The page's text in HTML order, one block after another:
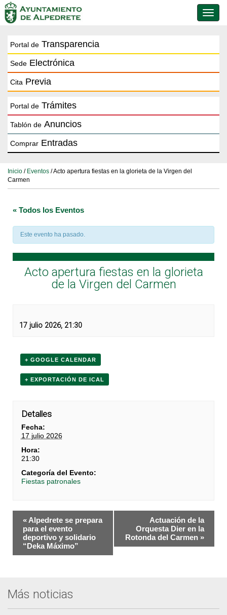
de
Portal de Transparencia
Sede Electrónica
Cita Previa
Portal de Trámites
Tablón de Anuncios
Comprar Entradas
Inicio / Eventos / Acto apertura fiestas en la glorieta de la Virgen del
Carmen
« Todos los Eventos
Este evento ha pasado.
Acto apertura fiestas en la glorieta
de la Virgen del Carmen
17 julio 2026, 21:30
+ GOOGLE CALENDAR
+ EXPORTACIÓN DE ICAL
Detalles
Fecha:
17 julio 2026
Hora:
21:30
Categoría del Evento:
Fiestas patronales
Navegación
del
Evento
« Alpedrete se prepara
para el evento
deportivo y solidario
“Deka Máximo”
Actuación de la
Orquesta Dier en la
Rotonda del Carmen »
Más noticias